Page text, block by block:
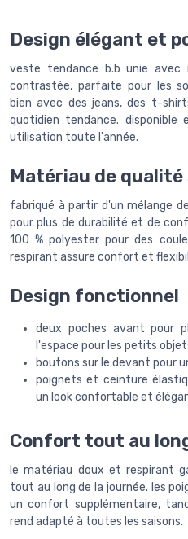
Design élégant et
veste tendance b.b unie avec
contrastée, parfaite pour les
bien avec des jeans, des t-
quotidien tendance. disponible
utilisation toute l'année.
Matériau de
fabriqué à partir d'un mélange
pour plus de durabilité et de
100 % polyester pour des
respirant assure confort et
Design fonctionnel
deux poches avant pour
l'espace pour les petits
boutons sur le devant pour
poignets et ceinture
un look confortable et
Confort tout au
le matériau doux et respirant
tout au long de la journée. les
un confort supplémentaire,
rend adapté à toutes les saisons.